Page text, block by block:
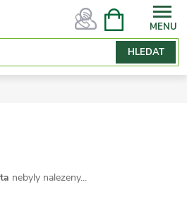
HLEDAT
NÁKUPNÍ
nebyly nalezeny...